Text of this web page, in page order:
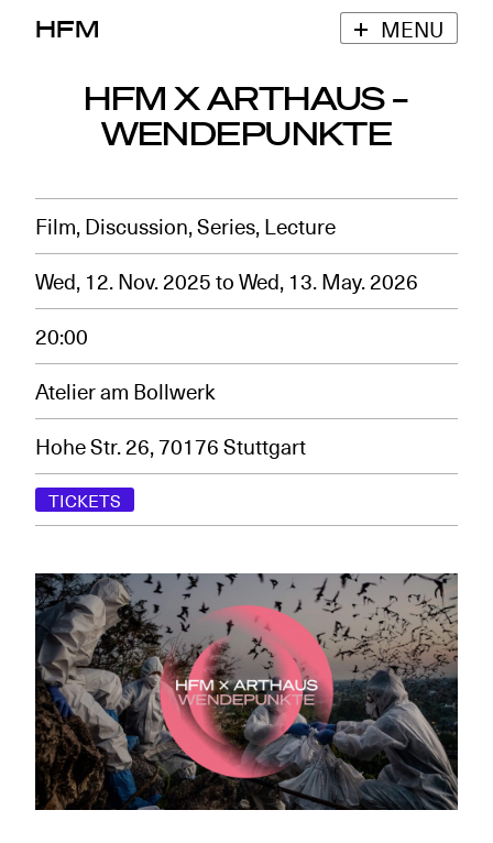
HFM MENU
HFM X ARTHAUS –
WENDEPUNKTE
Film, Discussion, Series, Lecture
Wed, 12. Nov. 2025toWed, 13. May. 2026
20:00
Atelier am Bollwerk
Hohe Str. 26, 70176 Stuttgart
TICKETS